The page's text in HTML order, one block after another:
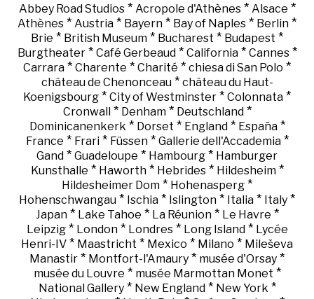
Abbey Road Studios* Acropole d'Athènes* Alsace *
Athènes * Austria * Bayern * Bay of Naples * Berlin *
Brie * British Museum * Bucharest * Budapest *
Burgtheater* Café Gerbeaud* California* Cannes*
Carrara * Charente * Charité * chiesa di San Polo *
château de Chenonceau* château du Haut-
Koenigsbourg * City of Westminster * Colonnata *
Cronwall * Denham* Deutschland*
Dominicanenkerk * Dorset * England* España*
France * Frari* Füssen* Gallerie dell'Accademia*
Gand * Guadeloupe * Hambourg * Hamburger
Kunsthalle * Haworth* Hebrides* Hildesheim*
Hildesheimer Dom * Hohenasperg *
Hohenschwangau * Ischia * Islington * Italia * Italy *
Japan* Lake Tahoe * La Réunion* Le Havre *
Leipzig* London* Londres* Long Island* Lycée
Henri-IV * Maastricht * Mexico * Milano * Mileševa
Manastir * Montfort-l'Amaury * musée d'Orsay *
musée du Louvre * musée Marmottan Monet *
National Gallery* New England* New York *